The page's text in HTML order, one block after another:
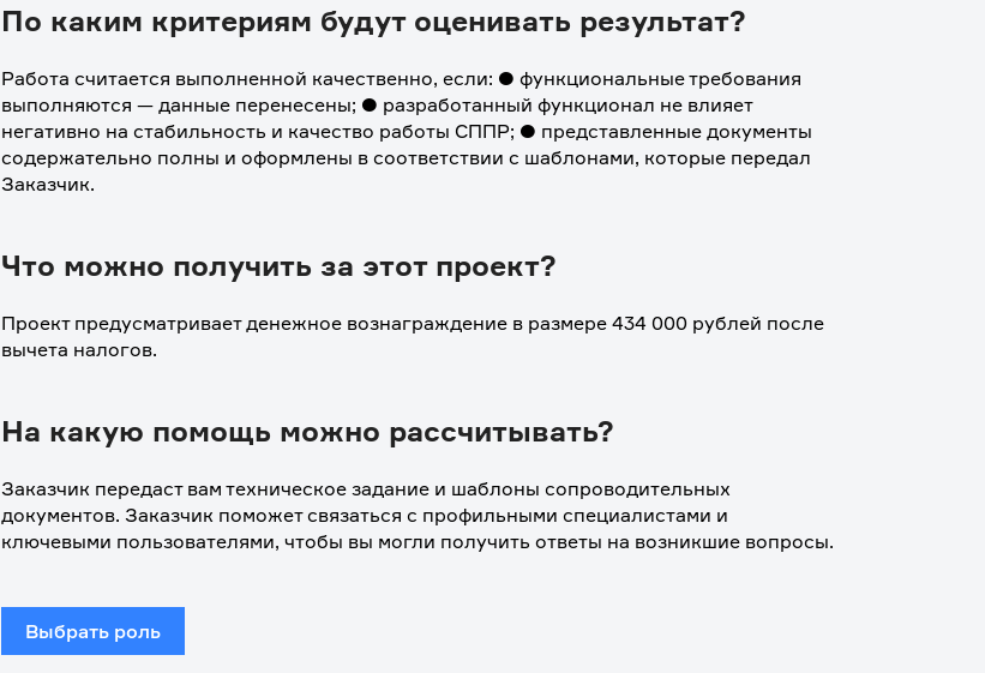
По каким критериям будут оценивать результат?
Работа считается выполненной качественно, если: ● функциональные требования
выполняются — данные перенесены; ● разработанный функционал не влияет
негативно на стабильность и качество работы СППР; ● представленные документы
содержательно полны и оформлены в соответствии с шаблонами, которые передал
Заказчик.
Что можно получить за этот проект?
Проект предусматривает денежное вознаграждение в размере 434 000 рублей после
вычета налогов.
На какую помощь можно рассчитывать?
Заказчик передаст вам техническое задание и шаблоны сопроводительных
документов. Заказчик поможет связаться с профильными специалистами и
ключевыми пользователями, чтобы вы могли получить ответы на возникшие вопросы.
Выбрать роль